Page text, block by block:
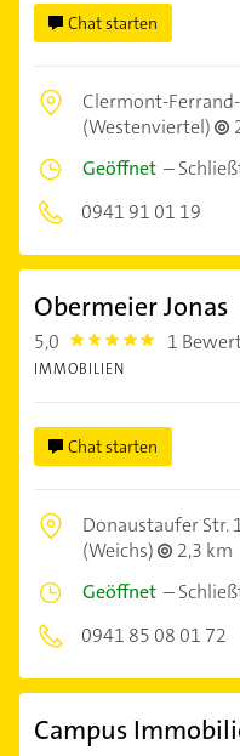
Chat starten
Clermont-
(Westenviertel)
Geöffnet –
0941 91 01 19
Obermeier Jonas
5,0 5.0 1
IMMOBILIEN
Chat starten
Donaustaufer Str.
(Weichs)
2,3 km
Geöffnet –
0941 85 08 01 72
Campus